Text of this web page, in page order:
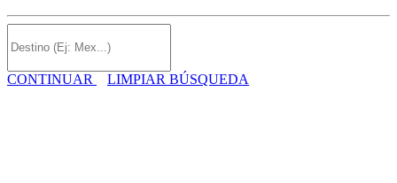
CONTINUAR LIMPIAR BÚSQUEDA